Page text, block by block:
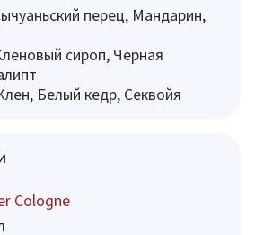
перец, Мандарин,
сироп, Черная
Белый кедр, Секвойя
Cologne